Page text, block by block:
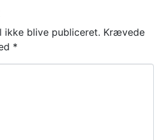
ikke blive publiceret. Krævede
*